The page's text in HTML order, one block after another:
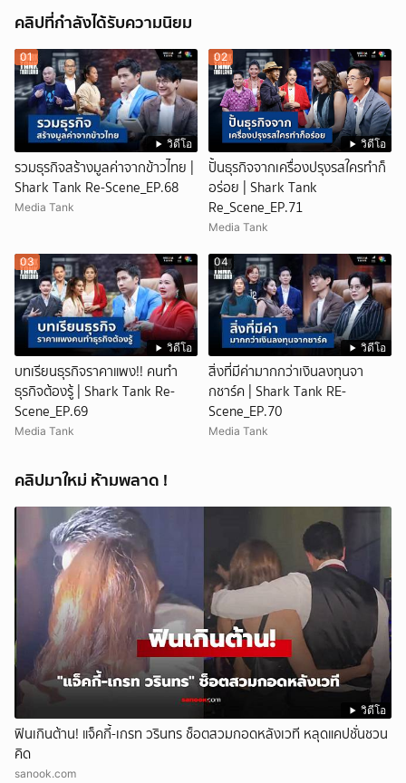
คลิปที่กำลังได้รับความนิยม
วิดีโอ
01
รวมธุรกิจสร้างมูลค่าจากข้าวไทย |
Shark Tank Re-Scene_EP.68
Media Tank
วิดีโอ
02
ปั้นธุรกิจจากเครื่องปรุงรสใครทำก็
อร่อย | Shark Tank
Re_Scene_EP.71
Media Tank
วิดีโอ
03
บทเรียนธุรกิจราคาแพง!! คนทำ
ธุรกิจต้องรู้ | Shark Tank Re-
Scene_EP.69
Media Tank
วิดีโอ
04
สิ่งที่มีค่ามากกว่าเงินลงทุนจา
กชาร์ค | Shark Tank RE-
Scene_EP.70
Media Tank
คลิปมาใหม่ ห้ามพลาด !
วิดีโอ
ฟินเกินต้าน! แจ็คกี้-เกรท วรินทร ช็อตสวมกอดหลังเวที หลุดแคปชั่นชวน
คิด
sanook.com